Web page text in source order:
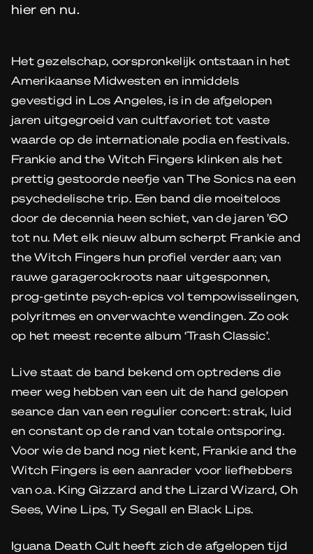
hier en nu.
Het gezelschap, oorspronkelijk ontstaan in het
Amerikaanse Midwesten en inmiddels
gevestigd in Los Angeles, is in de afgelopen
jaren uitgegroeid van cultfavoriet tot vaste
waarde op de internationale podia en festivals.
Frankie and the Witch Fingers klinken als het
prettig gestoorde neefje van The Sonics na een
psychedelische trip. Een band die moeiteloos
door de decennia heen schiet, van de jaren ’60
tot nu. Met elk nieuw album scherpt Frankie and
the Witch Fingers hun profiel verder aan; van
rauwe garagerockroots naar uitgesponnen,
prog-getinte psych-epics vol tempowisselingen,
polyritmes en onverwachte wendingen. Zo ook
op het meest recente album ‘Trash Classic’.
Live staat de band bekend om optredens die
meer weg hebben van een uit de hand gelopen
seance dan van een regulier concert: strak, luid
en constant op de rand van totale ontsporing.
Voor wie de band nog niet kent, Frankie and the
Witch Fingers is een aanrader voor liefhebbers
van o.a. King Gizzard and the Lizard Wizard, Oh
Sees, Wine Lips, Ty Segall en Black Lips.
Iguana Death Cult heeft zich de afgelopen tijd